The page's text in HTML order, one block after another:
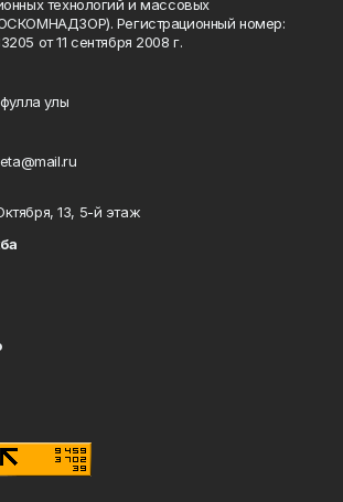
технологий и массовых
Регистрационный номер:
от 11 сентября 2008 г.
улы
13, 5-й этаж